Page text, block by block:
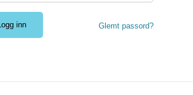
Glemt passord?